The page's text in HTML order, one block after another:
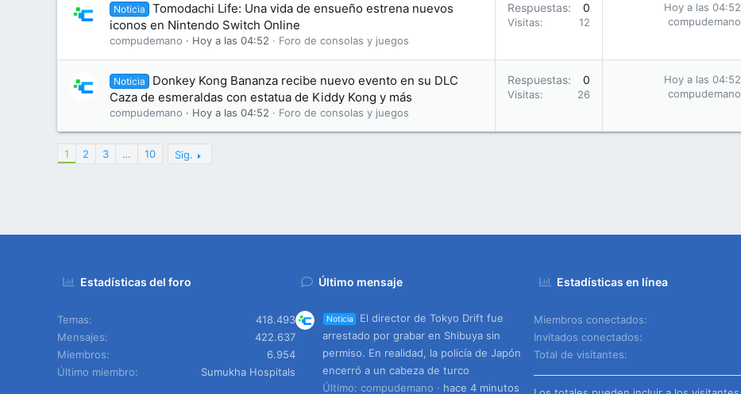
Noticia
Tomodachi Life: Una vida de ensueño estrena nuevos
iconos en Nintendo Switch Online
compudemano Hoy a las 04:52 Foro de consolas y juegos
Respuestas 0
Visitas 12
Hoy a las 04:52
compudemano
Noticia
Donkey Kong Bananza recibe nuevo evento en su DLC
Caza de esmeraldas con estatua de Kiddy Kong y más
compudemano Hoy a las 04:52 Foro de consolas y juegos
Respuestas 0
Visitas 26
Hoy a las 04:52
compudemano
1 2 3 … 10 Sig.
Estadísticas del foro
Temas
418.493
Mensajes
422.637
Miembros
6.954
Último miembro
Sumukha Hospitals
Último mensaje
Noticia
El director de Tokyo Drift fue
arrestado por grabar en Shibuya sin
permiso. En realidad, la policía de Japón
encerró a un cabeza de turco
Último: compudemano
hace 4 minutos
Estadísticas en línea
Miembros conectados
Invitados conectados
Total de visitantes